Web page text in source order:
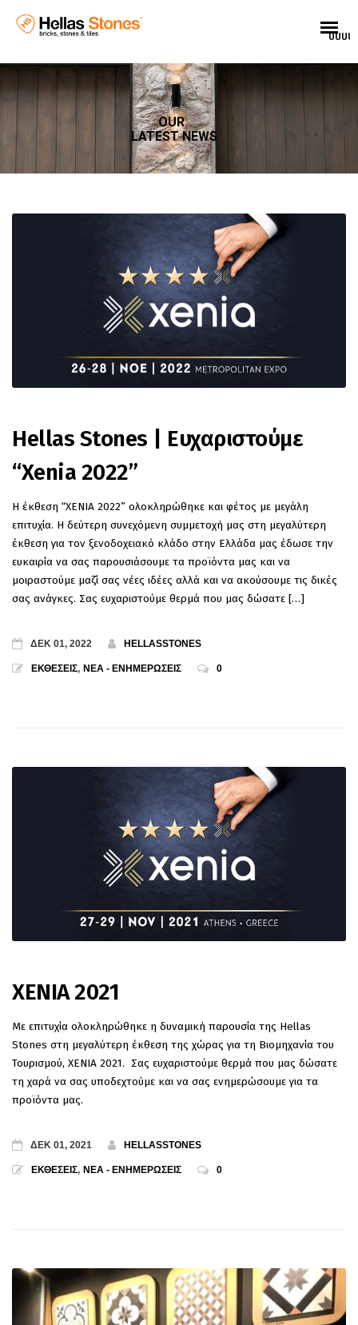
OUR
LATEST NEWS
Hellas Stones | Ευχαριστούμε
“Xenia 2022”
Η έκθεση “XENIA 2022” ολοκληρώθηκε και φέτος με μεγάλη
επιτυχία. Η δεύτερη συνεχόμενη συμμετοχή μας στη μεγαλύτερη
έκθεση για τον ξενοδοχειακό κλάδο στην Ελλάδα μας έδωσε την
ευκαιρία να σας παρουσιάσουμε τα προϊόντα μας και να
μοιραστούμε μαζί σας νέες ιδέες αλλά και να ακούσουμε τις δικές
σας ανάγκες. Σας ευχαριστούμε θερμά που μας δώσατε […]
ΔΕΚ 01, 2022 HELLASSTONES
ΕΚΘΕΣΕΙΣ, ΝΕΑ - ΕΝΗΜΕΡΩΣΕΙΣ 0
XENIA 2021
Με επιτυχία ολοκληρώθηκε η δυναμική παρουσία της Hellas
Stones στη μεγαλύτερη έκθεση της χώρας για τη Βιομηχανία του
Τουρισμού, XENIA 2021. Σας ευχαριστούμε θερμά που μας δώσατε
τη χαρά να σας υποδεχτούμε και να σας ενημερώσουμε για τα
προϊόντα μας.
ΔΕΚ 01, 2021 HELLASSTONES
ΕΚΘΕΣΕΙΣ, ΝΕΑ - ΕΝΗΜΕΡΩΣΕΙΣ 0